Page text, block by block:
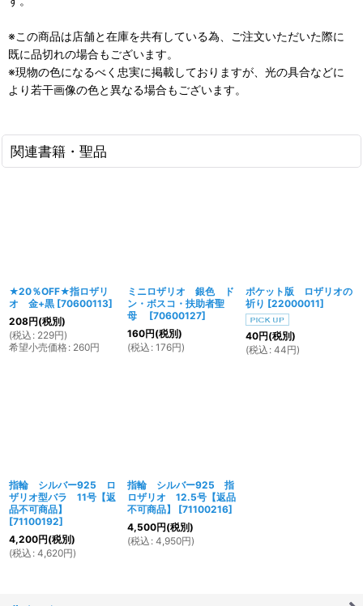
※この商品は店舗と在庫を共有している為、ご注文いただいた際に
既に品切れの場合もございます。
※現物の色になるべく忠実に掲載しておりますが、光の具合などに
より若干画像の色と異なる場合もございます。
関連書籍・聖品
★20％OFF★指ロザリ
オ 金+黒 [70600113]
208円(税別)
(税込 : 229円)
希望小売価格: 260円
ミニロザリオ 銀色 ド
ン・ボスコ・扶助者聖
母
[70600127]
160円(税別)
(税込 : 176円)
ポケット版 ロザリオの
祈り [22000011]
40円(税別)
(税込 : 44円)
指輪 シルバー925 ロ
ザリオ型バラ 11号【返
品不可商品】
[71100192]
4,200円(税別)
(税込 : 4,620円)
指輪 シルバー925 指
ロザリオ 12.5号【返品
不可商品】
[71100216]
4,500円(税別)
(税込 : 4,950円)